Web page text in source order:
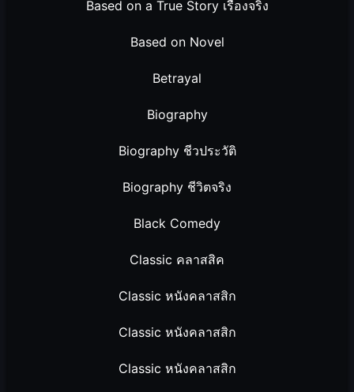
Based on a True Story เรื่องจริง
Based on Novel
Betrayal
Biography
Biography ชีวประวัติ
Biography ชีวิตจริง
Black Comedy
Classic คลาสสิค
Classic หนังคลาสสิก
Classic หนังคลาสสิก
Classic หนังคลาสสิก